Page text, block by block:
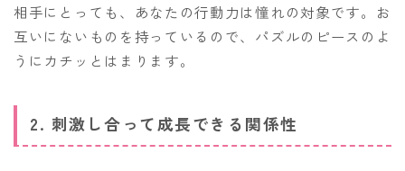
相手にとっても、あなたの行動力は憧れの対象です。お
互いにないものを持っているので、パズルのピースのよ
うにカチッとはまります。
2. 刺激し合って成長できる関係性